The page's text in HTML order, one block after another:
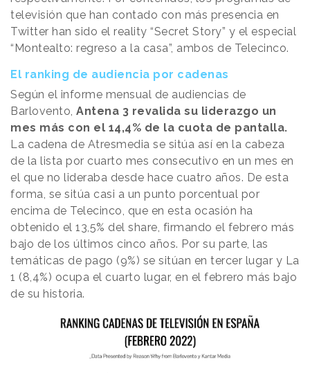
televisión que han contado con más presencia en
Twitter han sido el reality “Secret Story” y el especial
“Montealto: regreso a la casa”, ambos de Telecinco.
El ranking de audiencia por cadenas
Según el informe mensual de audiencias de
Barlovento, Antena 3 revalida su liderazgo un
mes más con el 14,4% de la cuota de pantalla.
La cadena de Atresmedia se sitúa así en la cabeza
de la lista por cuarto mes consecutivo en un mes en
el que no lideraba desde hace cuatro años. De esta
forma, se sitúa casi a un punto porcentual por
encima de Telecinco, que en esta ocasión ha
obtenido el 13,5% del share, firmando el febrero más
bajo de los últimos cinco años. Por su parte, las
temáticas de pago (9%) se sitúan en tercer lugar y La
1 (8,4%) ocupa el cuarto lugar, en el febrero más bajo
de su historia.